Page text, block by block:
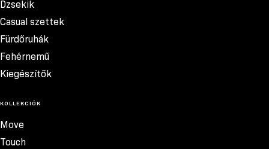
Dzsekik
Casual szettek
Fürdőruhák
Fehérnemű
Kiegészítők
KOLLEKCIÓK
Move
Touch